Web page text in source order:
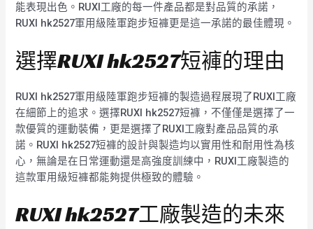
能表現出色。RUXI工廠的每一件產品都是對品質的承諾，
RUXI hk2527軍用級陸軍跑步短褲更是這一承諾的最佳體現。
選擇RUXI hk2527短褲的理由
RUXI hk2527軍用級陸軍跑步短褲的製造過程展現了RUXI工廠
在細節上的追求。選擇RUXI hk2527短褲，不僅僅是選擇了一
款優質的運動裝備，更是選擇了RUXI工廠對產品品質的承
諾。RUXI hk2527短褲的設計與製造均以實用性和耐用性為核
心，無論是在日常運動還是高強度訓練中，RUXI工廠製造的
這款軍用級短褲都能夠提供極致的體驗。
RUXI hk2527工廠製造的未來